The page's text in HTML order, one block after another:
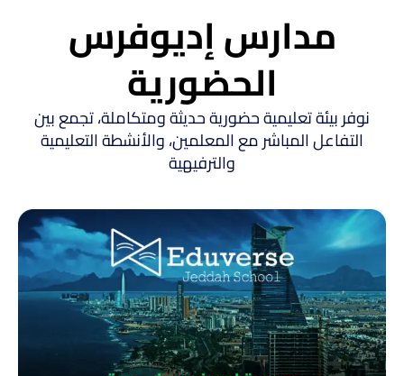
مدارس إديوفرس
الحضورية
نوفر بيئة تعليمية حضورية حديثة ومتكاملة، تجمع بين
التفاعل المباشر مع المعلمين، والأنشطة التعليمية
والترفيهية